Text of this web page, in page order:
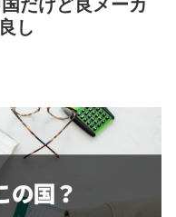
だけど良メーカ
し